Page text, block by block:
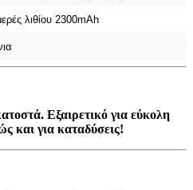
λιθίου 2300mAh
Εξαιρετικό για εύκολη
και για καταδύσεις!